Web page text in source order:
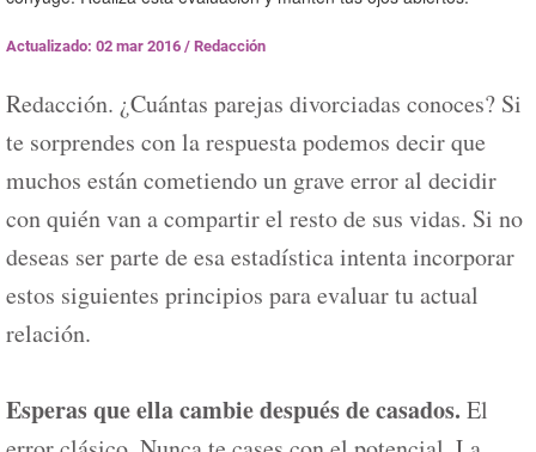
Actualizado: 02 mar 2016 / Redacción
Redacción. ¿Cuántas parejas divorciadas conoces? Si
te sorprendes con la respuesta podemos decir que
muchos están cometiendo un grave error al decidir
con quién van a compartir el resto de sus vidas. Si no
deseas ser parte de esa estadística intenta incorporar
estos siguientes principios para evaluar tu actual
relación.
Esperas que ella cambie después de casados. El